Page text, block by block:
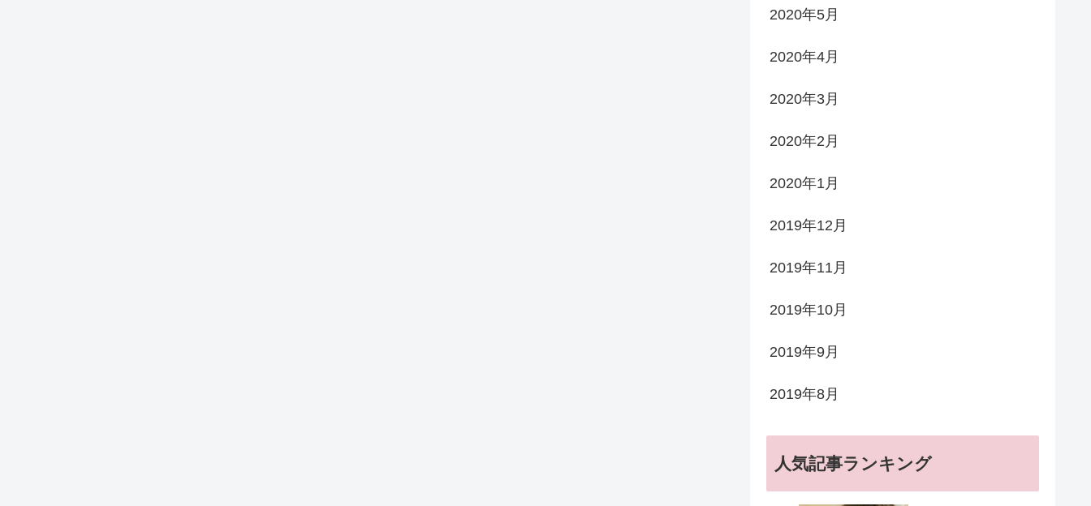
2020年5月
2020年4月
2020年3月
2020年2月
2020年1月
2019年12月
2019年11月
2019年10月
2019年9月
2019年8月
人気記事ランキング